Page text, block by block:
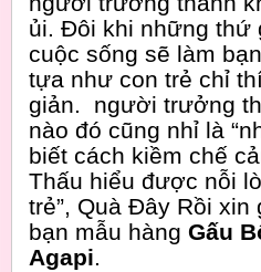
ủi. Đôi khi những thứ
cuộc sống sẽ làm
tựa như con trẻ chỉ
giản. người trưởng
nào đó cũng nhỉ là
biết cách kiềm chế
Thấu hiểu được nỗi
trẻ”, Quà Đây Rồi
bạn mẫu hàng Gấu
Agapi.